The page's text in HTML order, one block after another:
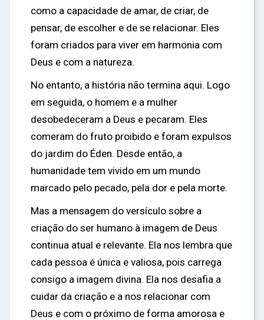
como a capacidade de amar, de criar, de
pensar, de escolher e de se relacionar. Eles
foram criados para viver em harmonia com
Deus e com a natureza.
No entanto, a história não termina aqui. Logo
em seguida, o homem e a mulher
desobedeceram a Deus e pecaram. Eles
comeram do fruto proibido e foram expulsos
do jardim do Éden. Desde então, a
humanidade tem vivido em um mundo
marcado pelo pecado, pela dor e pela morte.
Mas a mensagem do versículo sobre a
criação do ser humano à imagem de Deus
continua atual e relevante. Ela nos lembra que
cada pessoa é única e valiosa, pois carrega
consigo a imagem divina. Ela nos desafia a
cuidar da criação e a nos relacionar com
Deus e com o próximo de forma amorosa e